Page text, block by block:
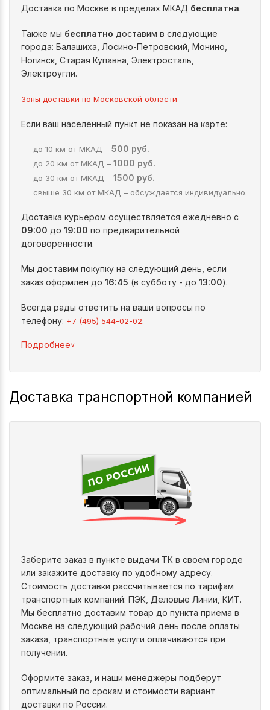
Доставка по Москве в пределах МКАД бесплатна.
Также мы бесплатно доставим в следующие
города: Балашиха, Лосино-Петровский, Монино,
Ногинск, Старая Купавна, Электросталь,
Электроугли.
Зоны доставки по Московской области
Если ваш населенный пункт не показан на карте:
до 10 км от МКАД – 500 руб.
до 20 км от МКАД – 1000 руб.
до 30 км от МКАД – 1500 руб.
свыше 30 км от МКАД – обсуждается индивидуально.
Доставка курьером осуществляется ежедневно с
09:00 до 19:00 по предварительной
договоренности.
Мы доставим покупку на следующий день, если
заказ оформлен до 16:45 (в субботу - до 13:00).
Всегда рады ответить на ваши вопросы по
телефону: +7 (495) 544-02-02.
Подробнее^
Доставка транспортной компанией
Заберите заказ в пункте выдачи ТК в своем городе
или закажите доставку по удобному адресу.
Стоимость доставки рассчитывается по тарифам
транспортных компаний: ПЭК, Деловые Линии, КИТ.
Мы бесплатно доставим товар до пункта приема в
Москве на следующий рабочий день после оплаты
заказа, транспортные услуги оплачиваются при
получении.
Оформите заказ, и наши менеджеры подберут
оптимальный по срокам и стоимости вариант
доставки по России.